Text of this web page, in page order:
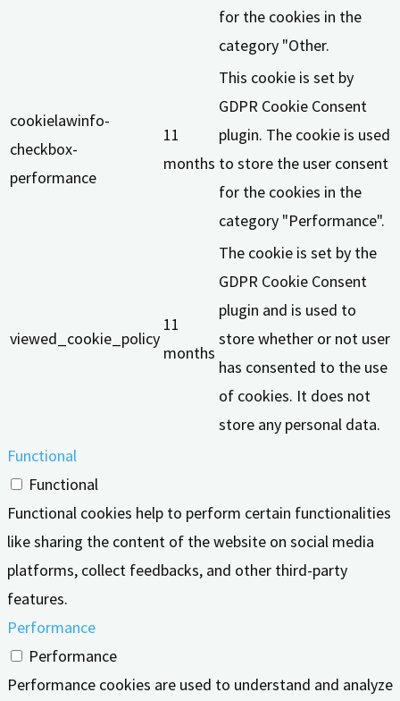
for the cookies in the
category "Other.
cookielawinfo-
checkbox-
performance
11
months
This cookie is set by
GDPR Cookie Consent
plugin. The cookie is used
to store the user consent
for the cookies in the
category "Performance".
viewed_cookie_policy
11
months
The cookie is set by the
GDPR Cookie Consent
plugin and is used to
store whether or not user
has consented to the use
of cookies. It does not
store any personal data.
Functional
Functional
Functional cookies help to perform certain functionalities
like sharing the content of the website on social media
platforms, collect feedbacks, and other third-party
features.
Performance
Performance
Performance cookies are used to understand and analyze